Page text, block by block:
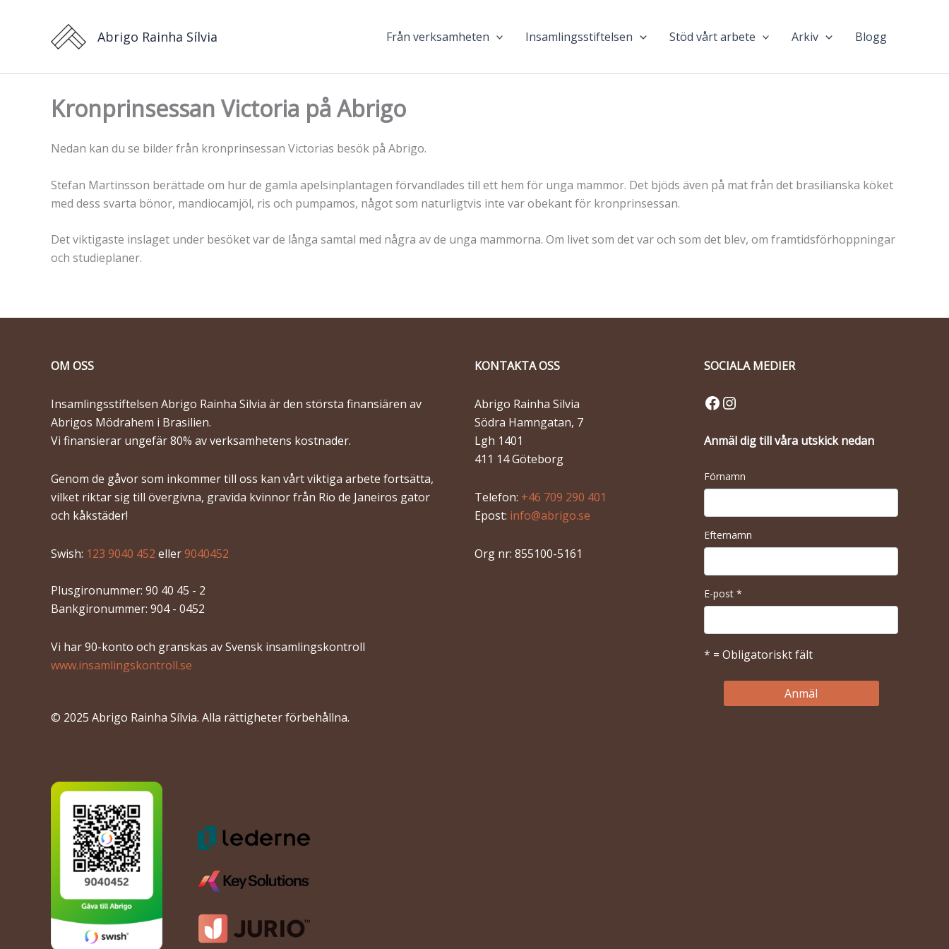
Abrigo Rainha Sílvia Från verksamheten Insamlingsstiftelsen Stöd vårt arbete Arkiv Blogg
Kronprinsessan Victoria på Abrigo
Nedan kan du se bilder från kronprinsessan Victorias besök på Abrigo.
Stefan Martinsson berättade om hur de gamla apelsinplantagen förvandlades till ett hem för unga mammor. Det bjöds även på mat från det brasilianska köket
med dess svarta bönor, mandiocamjöl, ris och pumpamos, något som naturligtvis inte var obekant för kronprinsessan.
Det viktigaste inslaget under besöket var de långa samtal med några av de unga mammorna. Om livet som det var och som det blev, om framtidsförhoppningar
och studieplaner.
OM OSS
Insamlingsstiftelsen Abrigo Rainha Silvia är den största finansiären av
Abrigos Mödrahem i Brasilien.
Vi finansierar ungefär 80% av verksamhetens kostnader.
Genom de gåvor som inkommer till oss kan vårt viktiga arbete fortsätta,
vilket riktar sig till övergivna, gravida kvinnor från Rio de Janeiros gator
och kåkstäder!
Swish: 123 9040 452 eller9040452
Plusgironummer: 90 40 45 - 2
Bankgironummer: 904 - 0452
Vi har 90-konto och granskas av Svensk insamlingskontroll
www.insamlingskontroll.se
© 2025 Abrigo Rainha Sílvia. Alla rättigheter förbehållna.
KONTAKTA OSS
Abrigo Rainha Silvia
Södra Hamngatan, 7
Lgh 1401
411 14 Göteborg
Telefon: +46 709 290 401
Epost: info@abrigo.se
Org nr: 855100-5161
SOCIALA MEDIER
Facebook
Instagram
Anmäl dig till våra utskick nedan
Förnamn
Efternamn
E-post *
* = Obligatoriskt fält